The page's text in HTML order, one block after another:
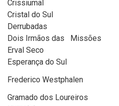
Crissiumal
Cristal do Sul
Derrubadas
Dois Irmãos das Missões
Erval Seco
Esperança do Sul
Frederico Westphalen
Gramado dos Loureiros